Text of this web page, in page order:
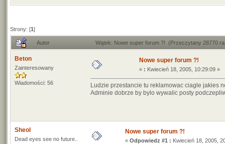
Strony: [1]
Autor Wątek: Nowe super forum ?! (Przeczytany 28770
Beton
Zainteresowany
Wiadomości: 56
Nowe super forum ?!
« : Kwiecień 18, 2005, 10:29:09 »
Ludzie przestancie tu reklamowac ciagle jakies
Adminie dobrze by bylo wywalic posty
Sheol
Dead eyes see no future..
Nowe super forum ?!
« Odpowiedz #1 : Kwiecień 18, 2005,